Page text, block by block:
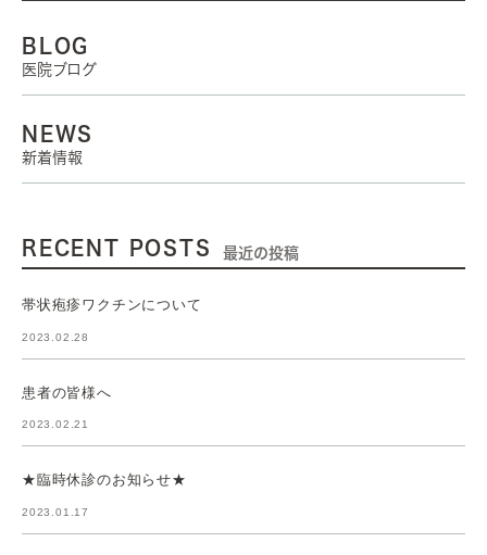
BLOG
医院ブログ
NEWS
新着情報
RECENT POSTS 最近の投稿
帯状疱疹ワクチンについて
2023.02.28
患者の皆様へ
2023.02.21
★臨時休診のお知らせ★
2023.01.17